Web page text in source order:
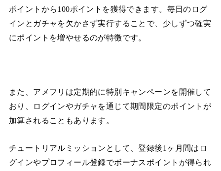
ポイントから100ポイントを獲得できます。毎日のログ
インとガチャを欠かさず実行することで、少しずつ確実
にポイントを増やせるのが特徴です。
また、アメフリは定期的に特別キャンペーンを開催して
おり、ログインやガチャを通じて期間限定のポイントが
加算されることもあります。
チュートリアルミッションとして、登録後1ヶ月間はロ
グインやプロフィール登録でボーナスポイントが得られ